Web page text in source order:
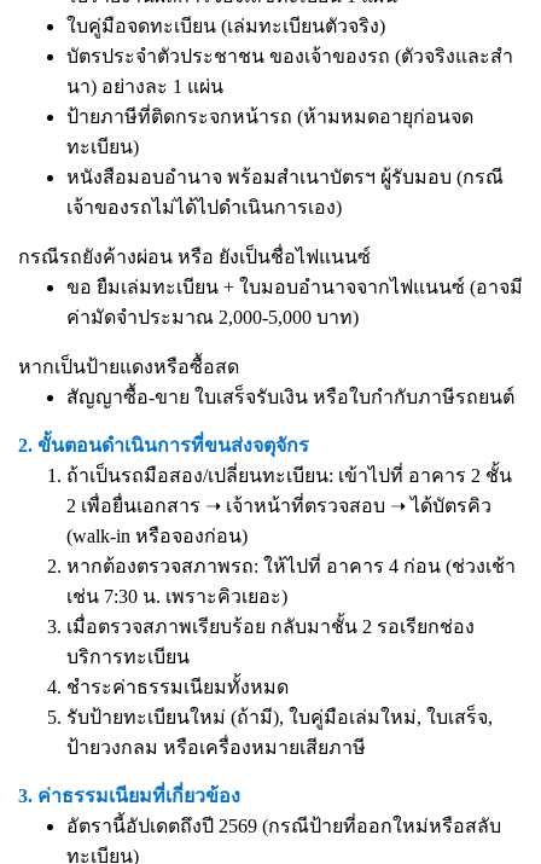
ใบคู่มือจดทะเบียน (เล่มทะเบียนตัวจริง)
บัตรประจำตัวประชาชน ของเจ้าของรถ (ตัวจริงและสำ
นา) อย่างละ 1 แผ่น
ป้ายภาษีที่ติดกระจกหน้ารถ (ห้ามหมดอายุก่อนจด
ทะเบียน)
หนังสือมอบอำนาจ พร้อมสำเนาบัตรฯ ผู้รับมอบ (กรณี
เจ้าของรถไม่ได้ไปดำเนินการเอง)
กรณีรถยังค้างผ่อน หรือ ยังเป็นชื่อไฟแนนซ์
ขอ ยืมเล่มทะเบียน + ใบมอบอำนาจจากไฟแนนซ์ (อาจมี
ค่ามัดจำประมาณ 2,000-5,000 บาท)
หากเป็นป้ายแดงหรือซื้อสด
สัญญาซื้อ-ขาย ใบเสร็จรับเงิน หรือใบกำกับภาษีรถยนต์
2. ขั้นตอนดำเนินการที่ขนส่งจตุจักร
ถ้าเป็นรถมือสอง/เปลี่ยนทะเบียน: เข้าไปที่ อาคาร 2 ชั้น
2 เพื่อยื่นเอกสาร ➝ เจ้าหน้าที่ตรวจสอบ ➝ ได้บัตรคิว
(walk-in หรือจองก่อน)
หากต้องตรวจสภาพรถ: ให้ไปที่ อาคาร 4 ก่อน (ช่วงเช้า
เช่น 7:30 น. เพราะคิวเยอะ)
เมื่อตรวจสภาพเรียบร้อย กลับมาชั้น 2 รอเรียกช่อง
บริการทะเบียน
ชำระค่าธรรมเนียมทั้งหมด
รับป้ายทะเบียนใหม่ (ถ้ามี), ใบคู่มือเล่มใหม่, ใบเสร็จ,
ป้ายวงกลม หรือเครื่องหมายเสียภาษี
3. ค่าธรรมเนียมที่เกี่ยวข้อง
อัตรานี้อัปเดตถึงปี 2569 (กรณีป้ายที่ออกใหม่หรือสลับ
ทะเบียน)